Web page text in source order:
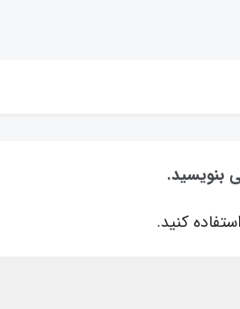
بنویسید.
کنید.